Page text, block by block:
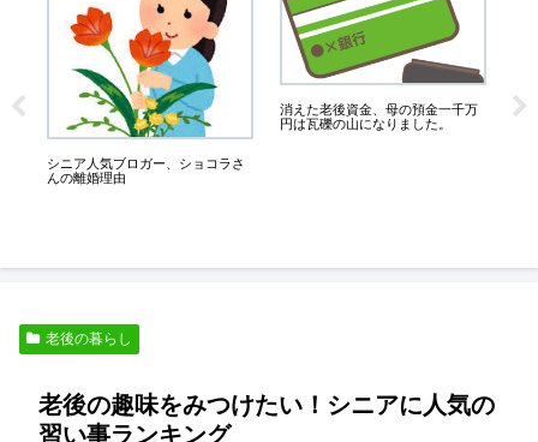
使
シニア人気ブロガー、ショコラさ
んの離婚理由
消えた老後資金、母の預金一千万
円は瓦礫の山になりました。
老後の暮らし
老後の趣味をみつけたい！シニアに人気の
習い事ランキング